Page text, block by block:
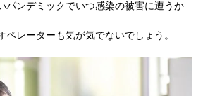
パンデミックでいつ感染の被害に遭うか
レーターも気が気でないでしょう。